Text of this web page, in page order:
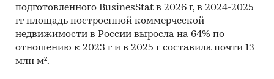
исследований может быть обновлено,
дополнено, расширено.
Строительство и недвижимость
Россия
подготовленного BusinesStat в 2026 г, в 2024-2025
гг площадь построенной коммерческой
недвижимости в России выросла на 64% по
отношению к 2023 г и в 2025 г составила почти 13
млн м².